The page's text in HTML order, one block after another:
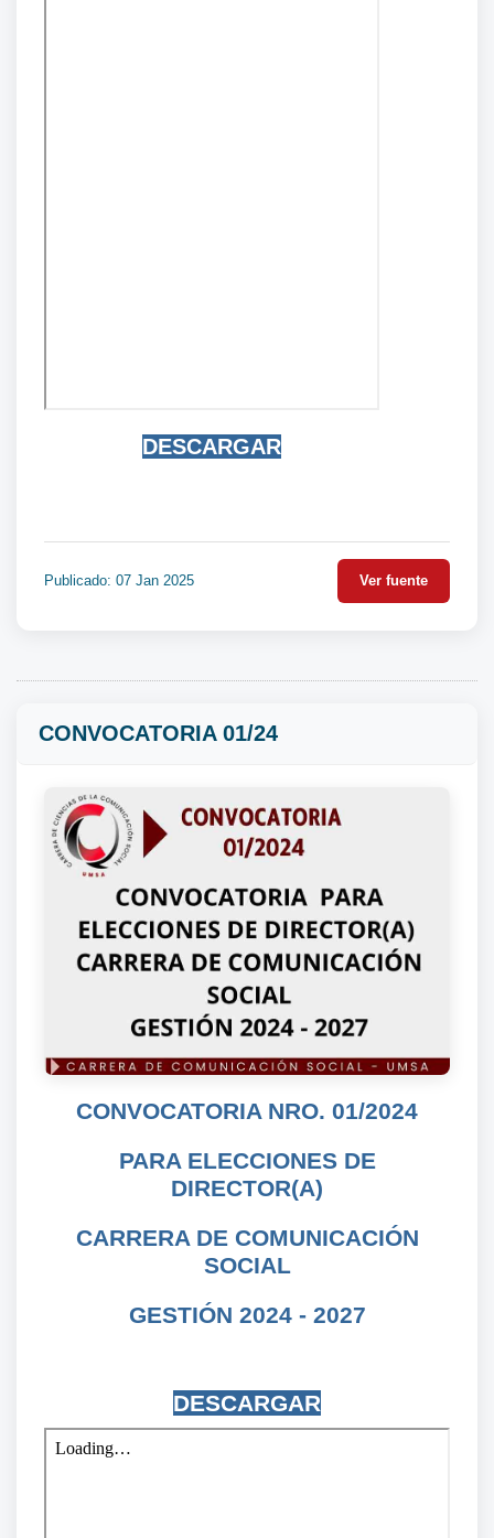
DESCARGAR
Publicado: 07 Jan 2025 Ver fuente
CONVOCATORIA 01/24
CONVOCATORIA NRO. 01/2024
PARA ELECCIONES DE
DIRECTOR(A)
CARRERA DE COMUNICACIÓN
SOCIAL
GESTIÓN 2024 - 2027
DESCARGAR